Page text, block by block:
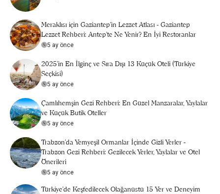
Meraklısı için Gaziantep'in Lezzet Atlası - Gaziantep
Lezzet Rehberi: Antep’te Ne Yenir? En İyi Restoranlar
5 ay önce
2025’in En İlginç ve Sıra Dışı 13 Küçük Oteli (Türkiye
Seçkisi)
5 ay önce
Çamlıhemşin Gezi Rehberi: En Güzel Manzaralar, Yaylalar
ve Küçük Butik Oteller
5 ay önce
Trabzon'da Yemyeşil Ormanlar İçinde Gizli Yerler -
Trabzon Gezi Rehberi: Gezilecek Yerler, Yaylalar ve Otel
Önerileri
5 ay önce
Türkiye’de Keşfedilecek Olağanüstü 15 Yer ve Deneyim